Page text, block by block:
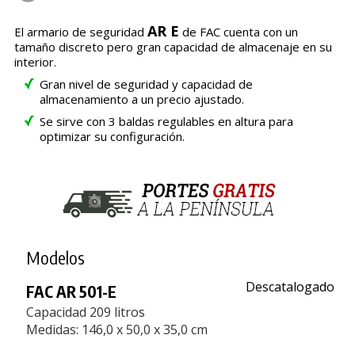
El armario de seguridad AR E de FAC cuenta con un
tamaño discreto pero gran capacidad de almacenaje en su
interior.
Gran nivel de seguridad y capacidad de
almacenamiento a un precio ajustado.
Se sirve con 3 baldas regulables en altura para
optimizar su configuración.
Modelos
FAC AR 501-E
Capacidad 209 litros
Medidas: 146,0 x 50,0 x 35,0 cm
Descatalogado